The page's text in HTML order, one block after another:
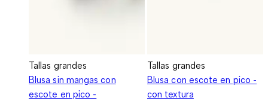
Tallas grandes
Blusa sin mangas con
escote en pico -
Tallas grandes
Blusa con escote en pico -
con textura